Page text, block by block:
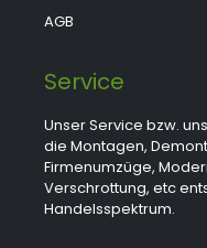
AGB
Service
Unser Service bzw.
die Montagen,
Firmenumzüge,
Verschrottung, etc
Handelsspektrum.